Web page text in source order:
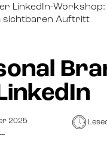
2025
LinkedIn-Workshop:
sichtbaren Auftritt